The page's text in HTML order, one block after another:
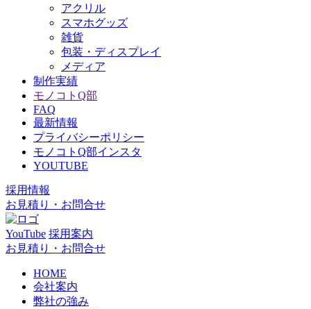
アクリル
スマホグッズ
雑貨
包装・ディスプレイ
メディア
制作実績
モノコトQ部
FAQ
最新情報
プライバシーポリシー
モノコトQ部インスタ
YOUTUBE
採用情報
お見積り・お問合せ
YouTube 採用案内
お見積り・お問合せ
HOME
会社案内
弊社の強み